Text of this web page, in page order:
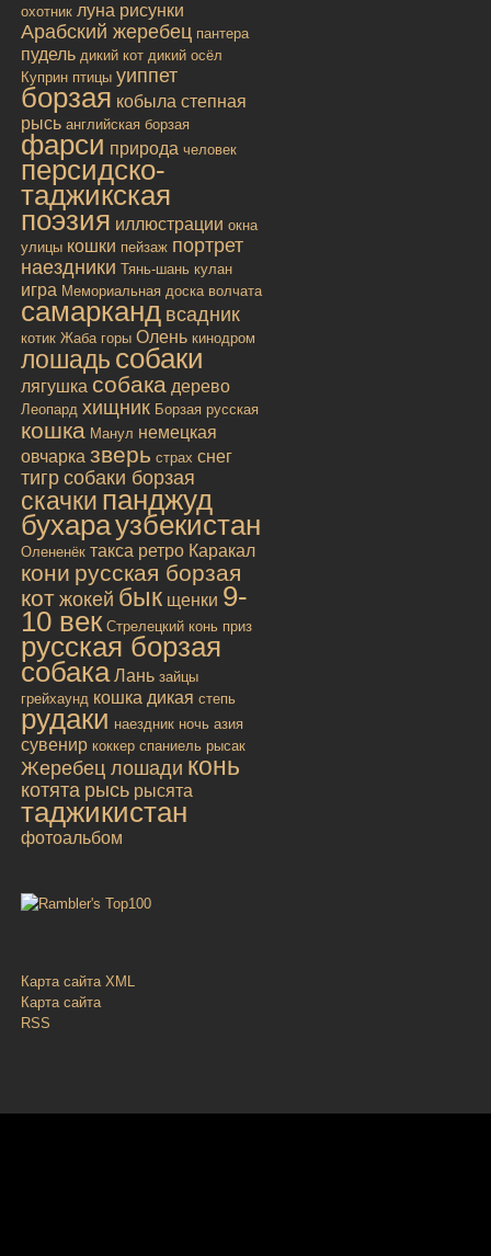
охотник луна рисунки
Арабский жеребец пантера
пудель дикий кот дикий осёл
Куприн птицы уиппет
борзая кобыла степная
рысь английская борзая
фарси природа человек
персидско-
таджикская
поэзия иллюстрации окна
улицы кошки пейзаж портрет
наездники Тянь-шань кулан
игра Мемориальная доска волчата
самарканд всадник
котик Жаба горы Олень кинодром
лошадь собаки
лягушка собака дерево
Леопард хищник Борзая русская
кошка Манул немецкая
овчарка зверь страх снег
тигр собаки борзая
скачки панджуд
бухараузбекистан
Олененёк такса ретро Каракал
кони русская борзая
кот жокей бык щенки 9-
10 век Стрелецкий конь приз
русская борзая
собака Лань зайцы
грейхаунд кошка дикая степь
рудаки наездник ночь азия
сувенир коккер спаниель рысак
Жеребец лошади конь
котята рысь рысята
таджикистан
фотоальбом
Карта сайта XML
Карта сайта
RSS